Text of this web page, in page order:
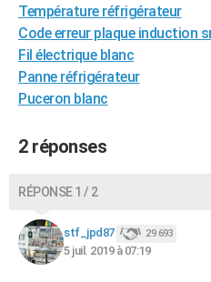
Destinations
City break
Voyage nature
Voyage de noces
Forum
Climat
+PHOTO
GUIDES D'ACHAT
BONS PLANS
Dictionnaire
COPAINS D'AVANT
Température réfrigérateur
Code erreur plaque induction
Fil électrique blanc
Panne réfrigérateur
Puceron blanc
2 réponses
RÉPONSE 1 / 2
stf_jpd87 29 693
5 juil. 2019 à 07:19